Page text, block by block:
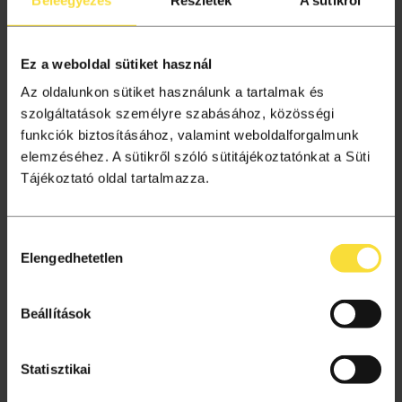
Ez a weboldal sütiket használ
Az oldalunkon sütiket használunk a tartalmak és
szolgáltatások személyre szabásához, közösségi
funkciók biztosításához, valamint weboldalforgalmunk
elemzéséhez. A sütikről szóló sütitájékoztatónkat a Süti
Tájékoztató oldal tartalmazza.
kiválasztása
Elengedhetetlen
Beállítások
Statisztikai
töltőn.
Állítsd le a töltést